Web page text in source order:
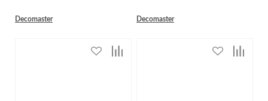
Decomaster Decomaster